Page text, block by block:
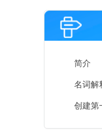
简介
名词解
创建第